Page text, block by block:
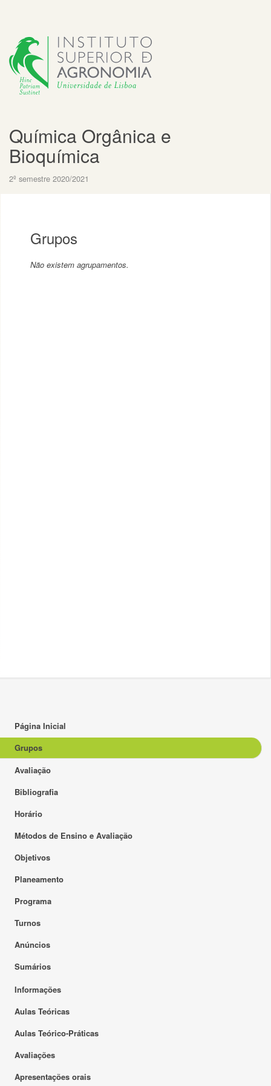
Química Orgânica e
Bioquímica
2º semestre 2020/2021
Grupos
Não existem agrupamentos.
Página Inicial
Grupos
Avaliação
Bibliografia
Horário
Métodos de Ensino e Avaliação
Objetivos
Planeamento
Programa
Turnos
Anúncios
Sumários
Informações
Aulas Teóricas
Aulas Teórico-Práticas
Avaliações
Apresentações orais